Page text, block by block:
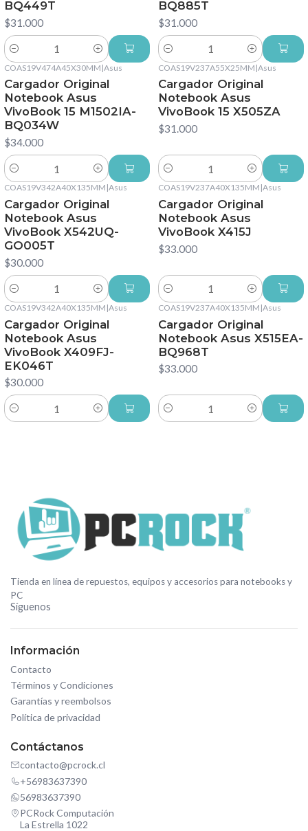
BQ449T
$31.000
Cantidad
BQ885T
$31.000
Cantidad
COAS19V474A45X30MM |Asus
Cargador Original
Notebook Asus
VivoBook 15 M1502IA-
BQ034W
$34.000
Cantidad
COAS19V237A55X25MM |Asus
Cargador Original
Notebook Asus
VivoBook 15 X505ZA
$31.000
Cantidad
COAS19V342A40X135MM |Asus
Cargador Original
Notebook Asus
VivoBook X542UQ-
GO005T
$30.000
Cantidad
COAS19V237A40X135MM |Asus
Cargador Original
Notebook Asus
VivoBook X415J
$33.000
Cantidad
COAS19V342A40X135MM |Asus
Cargador Original
Notebook Asus
VivoBook X409FJ-
EK046T
$30.000
Cantidad
COAS19V237A40X135MM |Asus
Cargador Original
Notebook Asus X515EA-
BQ968T
$33.000
Cantidad
Tienda en línea de repuestos, equipos y accesorios para notebooks y
PC
Síguenos
Información
Contacto
Términos y Condiciones
Garantías y reembolsos
Política de privacidad
Contáctanos
contacto@pcrock.cl
+56983637390
56983637390
PCRock Computación
La Estrella 1022